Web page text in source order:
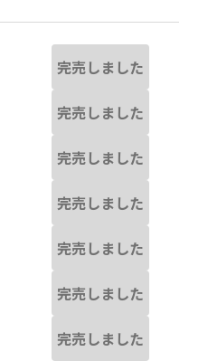
完売しました
完売しました
完売しました
完売しました
完売しました
完売しました
完売しました